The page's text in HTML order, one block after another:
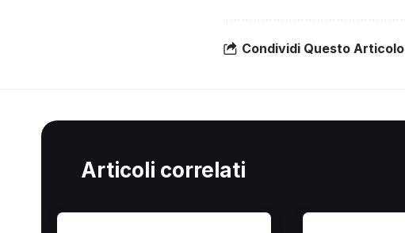
Condividi Questo Articolo
Articoli correlati